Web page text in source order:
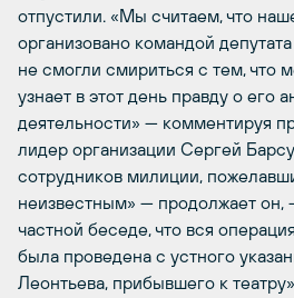
отпустили. «Мы считаем, что
организовано командой
не смогли смириться с тем, что
узнает в этот день правду о его
деятельности» — комментируя
лидер организации Сергей
сотрудников милиции,
неизвестным» — продолжает
частной беседе, что вся
была проведена с устного
Леонтьева, прибывшего к